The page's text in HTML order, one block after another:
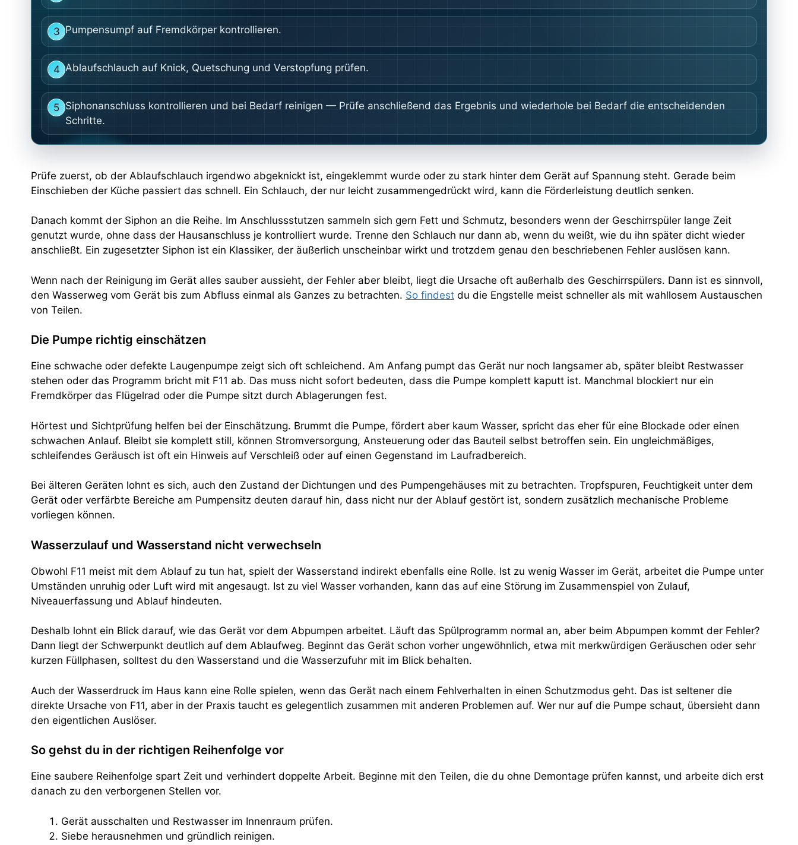
3 Pumpensumpf auf Fremdkörper kontrollieren.
4 Ablaufschlauch auf Knick, Quetschung und Verstopfung prüfen.
5 Siphonanschluss kontrollieren und bei Bedarf reinigen — Prüfe anschließend das Ergebnis und wiederhole bei Bedarf die entscheidenden
Schritte.
Prüfe zuerst, ob der Ablaufschlauch irgendwo abgeknickt ist, eingeklemmt wurde oder zu stark hinter dem Gerät auf Spannung steht. Gerade beim
Einschieben der Küche passiert das schnell. Ein Schlauch, der nur leicht zusammengedrückt wird, kann die Förderleistung deutlich senken.
Danach kommt der Siphon an die Reihe. Im Anschlussstutzen sammeln sich gern Fett und Schmutz, besonders wenn der Geschirrspüler lange Zeit
genutzt wurde, ohne dass der Hausanschluss je kontrolliert wurde. Trenne den Schlauch nur dann ab, wenn du weißt, wie du ihn später dicht wieder
anschließt. Ein zugesetzter Siphon ist ein Klassiker, der äußerlich unscheinbar wirkt und trotzdem genau den beschriebenen Fehler auslösen kann.
Wenn nach der Reinigung im Gerät alles sauber aussieht, der Fehler aber bleibt, liegt die Ursache oft außerhalb des Geschirrspülers. Dann ist es sinnvoll,
den Wasserweg vom Gerät bis zum Abfluss einmal als Ganzes zu betrachten. So findest du die Engstelle meist schneller als mit wahllosem Austauschen
von Teilen.
Die Pumpe richtig einschätzen
Eine schwache oder defekte Laugenpumpe zeigt sich oft schleichend. Am Anfang pumpt das Gerät nur noch langsamer ab, später bleibt Restwasser
stehen oder das Programm bricht mit F11 ab. Das muss nicht sofort bedeuten, dass die Pumpe komplett kaputt ist. Manchmal blockiert nur ein
Fremdkörper das Flügelrad oder die Pumpe sitzt durch Ablagerungen fest.
Hörtest und Sichtprüfung helfen bei der Einschätzung. Brummt die Pumpe, fördert aber kaum Wasser, spricht das eher für eine Blockade oder einen
schwachen Anlauf. Bleibt sie komplett still, können Stromversorgung, Ansteuerung oder das Bauteil selbst betroffen sein. Ein ungleichmäßiges,
schleifendes Geräusch ist oft ein Hinweis auf Verschleiß oder auf einen Gegenstand im Laufradbereich.
Bei älteren Geräten lohnt es sich, auch den Zustand der Dichtungen und des Pumpengehäuses mit zu betrachten. Tropfspuren, Feuchtigkeit unter dem
Gerät oder verfärbte Bereiche am Pumpensitz deuten darauf hin, dass nicht nur der Ablauf gestört ist, sondern zusätzlich mechanische Probleme
vorliegen können.
Wasserzulauf und Wasserstand nicht verwechseln
Obwohl F11 meist mit dem Ablauf zu tun hat, spielt der Wasserstand indirekt ebenfalls eine Rolle. Ist zu wenig Wasser im Gerät, arbeitet die Pumpe unter
Umständen unruhig oder Luft wird mit angesaugt. Ist zu viel Wasser vorhanden, kann das auf eine Störung im Zusammenspiel von Zulauf,
Niveauerfassung und Ablauf hindeuten.
Deshalb lohnt ein Blick darauf, wie das Gerät vor dem Abpumpen arbeitet. Läuft das Spülprogramm normal an, aber beim Abpumpen kommt der Fehler?
Dann liegt der Schwerpunkt deutlich auf dem Ablaufweg. Beginnt das Gerät schon vorher ungewöhnlich, etwa mit merkwürdigen Geräuschen oder sehr
kurzen Füllphasen, solltest du den Wasserstand und die Wasserzufuhr mit im Blick behalten.
Auch der Wasserdruck im Haus kann eine Rolle spielen, wenn das Gerät nach einem Fehlverhalten in einen Schutzmodus geht. Das ist seltener die
direkte Ursache von F11, aber in der Praxis taucht es gelegentlich zusammen mit anderen Problemen auf. Wer nur auf die Pumpe schaut, übersieht dann
den eigentlichen Auslöser.
So gehst du in der richtigen Reihenfolge vor
Eine saubere Reihenfolge spart Zeit und verhindert doppelte Arbeit. Beginne mit den Teilen, die du ohne Demontage prüfen kannst, und arbeite dich erst
danach zu den verborgenen Stellen vor.
Gerät ausschalten und Restwasser im Innenraum prüfen.
Siebe herausnehmen und gründlich reinigen.